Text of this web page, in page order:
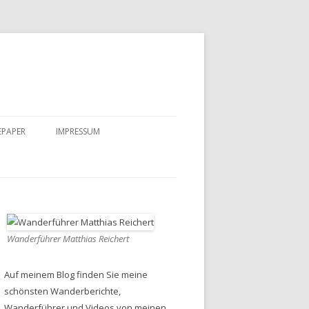
IMPRESSUM
Wanderführer Matthias Reichert
Auf meinem Blog finden Sie meine
schönsten Wanderberichte,